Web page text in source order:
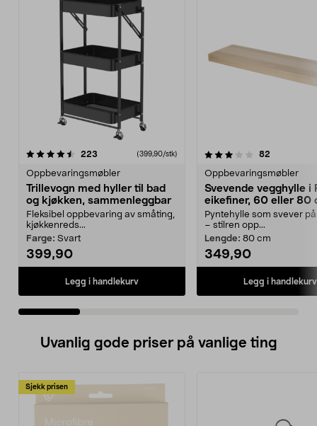
223 anmeldelser(399,90/stk)
Oppbevaringsmøbler
Trillevogn med hyller til bad
og kjøkken, sammenleggbar
Fleksibel oppbevaring av småting,
kjøkkenreds...
Farge: Svart
399,90
Legg i handlekurv
3.5 av 5 stjerner 82
Oppbevaringsmøbler
Svevende vegghylle i
eikefiner, 60 eller 80
Pyntehylle som svever
– stilren opp...
Lengde: 80 cm
349,90
Legg i handlekurv
4.5 av 5 stjerner
Uvanlig gode priser på vanlige ting
Sjekk prisen